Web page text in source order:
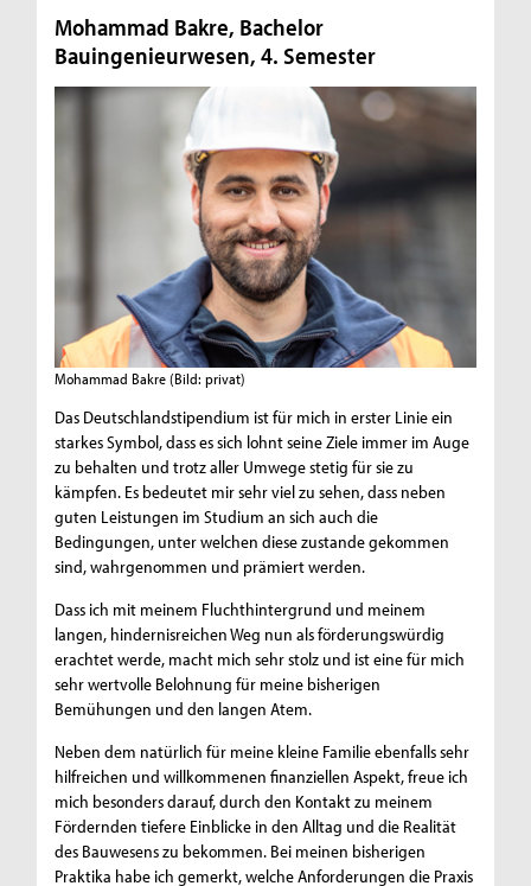
Mohammad Bakre, Bachelor
Bauingenieurwesen, 4. Semester
Mohammad Bakre (Bild: privat)
Das Deutschlandstipendium ist für mich in erster Linie ein
starkes Symbol, dass es sich lohnt seine Ziele immer im Auge
zu behalten und trotz aller Umwege stetig für sie zu
kämpfen. Es bedeutet mir sehr viel zu sehen, dass neben
guten Leistungen im Studium an sich auch die
Bedingungen, unter welchen diese zustande gekommen
sind, wahrgenommen und prämiert werden.
Dass ich mit meinem Fluchthintergrund und meinem
langen, hindernisreichen Weg nun als förderungswürdig
erachtet werde, macht mich sehr stolz und ist eine für mich
sehr wertvolle Belohnung für meine bisherigen
Bemühungen und den langen Atem.
Neben dem natürlich für meine kleine Familie ebenfalls sehr
hilfreichen und willkommenen finanziellen Aspekt, freue ich
mich besonders darauf, durch den Kontakt zu meinem
Fördernden tiefere Einblicke in den Alltag und die Realität
des Bauwesens zu bekommen. Bei meinen bisherigen
Praktika habe ich gemerkt, welche Anforderungen die Praxis